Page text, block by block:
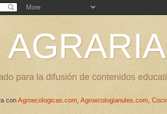
AGRARIA
para la difusión de contenidos
con Agroecologicas.com, Agroecologianules.com,